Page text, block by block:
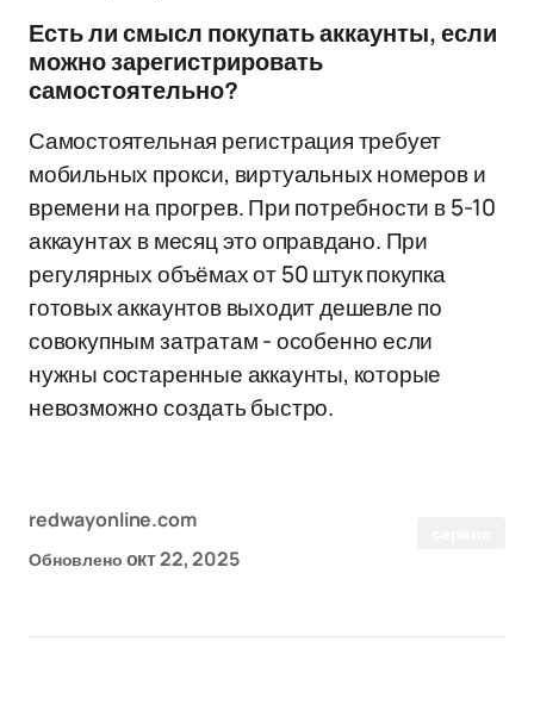
Есть ли смысл покупать аккаунты, если
можно зарегистрировать
самостоятельно?
Самостоятельная регистрация требует
мобильных прокси, виртуальных номеров и
времени на прогрев. При потребности в 5-10
аккаунтах в месяц это оправдано. При
регулярных объёмах от 50 штук покупка
готовых аккаунтов выходит дешевле по
совокупным затратам - особенно если
нужны состаренные аккаунты, которые
невозможно создать быстро.
redwayonline.com
Обновлено окт 22, 2025